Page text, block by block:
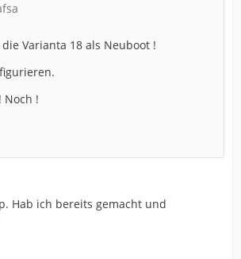
Varianta 18 als Neuboot !
Noch !
Hab ich bereits gemacht und